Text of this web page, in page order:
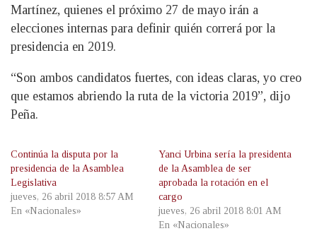
Martínez, quienes el próximo 27 de mayo irán a
elecciones internas para definir quién correrá por la
presidencia en 2019.
“Son ambos candidatos fuertes, con ideas claras, yo creo
que estamos abriendo la ruta de la victoria 2019”, dijo
Peña.
Continúa la disputa por la
presidencia de la Asamblea
Legislativa
jueves, 26 abril 2018 8:57 AM
En «Nacionales»
Yanci Urbina sería la presidenta
de la Asamblea de ser
aprobada la rotación en el
cargo
jueves, 26 abril 2018 8:01 AM
En «Nacionales»